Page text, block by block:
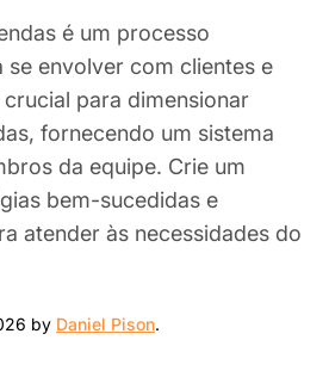
é um processo
envolver com clientes e
para dimensionar
fornecendo um sistema
da equipe. Crie um
bem-sucedidas e
atender às necessidades do
by Daniel Pison.